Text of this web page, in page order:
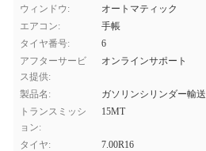
ウィンドウ:
オートマティック
エアコン:
手帳
タイヤ番号:
6
アフターサービ
ス提供:
オンラインサポート
製品名:
ガソリンシリンダー輸
トランスミッシ
ョン:
15MT
タイヤ:
7.00R16